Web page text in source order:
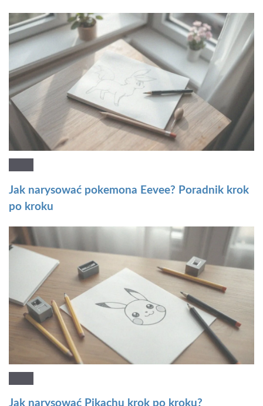
Jak narysować pokemona Eevee? Poradnik krok
po kroku
Jak narysować Pikachu krok po kroku?